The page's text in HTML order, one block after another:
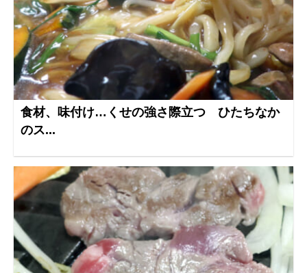
食材、味付け…くせの強さ際立つ ひたちなか
のス...